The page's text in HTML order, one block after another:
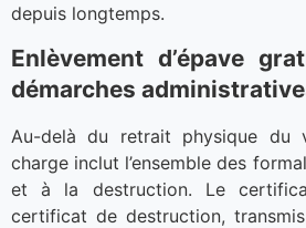
depuis longtemps.
Enlèvement d’épave
démarches
Au-delà du retrait physique du
charge inclut l’ensemble des
et à la destruction. Le
certificat de destruction,